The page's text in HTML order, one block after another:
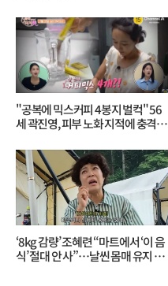
"공복에 믹스커피 4봉지 벌컥" 56
세 곽진영, 피부 노화 지적에 충격…
‘8kg 감량’ 조혜련 “마트에서 ‘이 음
식’ 절대 안 사”…날씬 몸매 유지 비